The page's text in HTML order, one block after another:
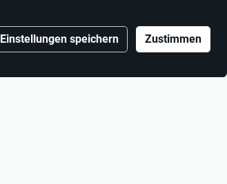
Einstellungen speichern Zustimmen